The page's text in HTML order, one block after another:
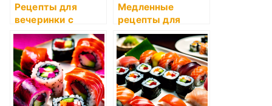
Рецепты для
вечеринки с
друзьями
Медленные
рецепты для
мультиварки